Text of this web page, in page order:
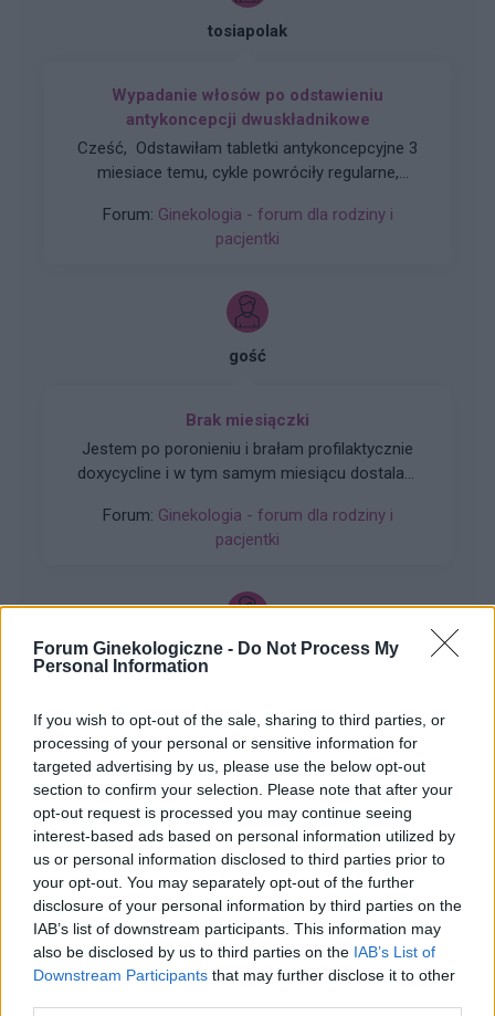
Forum Ginekologiczne - Do Not Process My
Personal Information
If you wish to opt-out of the sale, sharing to third parties, or
processing of your personal or sensitive information for
targeted advertising by us, please use the below opt-out
section to confirm your selection. Please note that after your
opt-out request is processed you may continue seeing
interest-based ads based on personal information utilized by
us or personal information disclosed to third parties prior to
your opt-out. You may separately opt-out of the further
disclosure of your personal information by third parties on the
IAB’s list of downstream participants. This information may
also be disclosed by us to third parties on the IAB’s List of
Downstream Participants that may further disclose it to other
tosiapolak
Wypadanie włosów po odstawieniu
antykoncepcji dwuskładnikowe
Cześć, Odstawiłam tabletki antykoncepcyjne 3
miesiace temu, cykle powróciły regularne,
zwiększone wypadanie włosów oraz pieczenie
skory glowy przy dotyku. Kiedy u Was po
zmniejszyło wypadanie włosów? Też miałyście
takie problemy?
Forum: Ginekologia - forum dla rodziny i
pacjentki
gość
Brak miesiączki
Jestem po poronieniu i brałam profilaktycznie
doxycycline i w tym samym miesiącu dostalam
furaginum i witaminę c , nie dostałam okresu od
10 dni ,ciąża wykluczona beta HCG
usłyszałam tylko że on nic tu nie widzi i że
czy okres powinien przyjść w tym miesiącu czy
to coś poważniejszego ?
Forum: Ginekologia - forum dla rodziny i
pacjentki
gość
Co to może być/2 . (Treść krępująca)
Witam. Przychodzę z takim już ostatnim
pytaniem.. podczas korzystania w toalecie,
bardziej w trakcie załatwiania się , bardzo silny
ból (ostry , kłujący , bardziej w środku odbytu).
Dodam , że trochę spędziłam czasu. Co to
może być ?? . Liczę na pozytywne komentarze ,
z góry dzięki. Czasami mogę nie odpisywać ,
wiec podam maila gabbka09@gmail.com
Forum:Dla nastolatek
gość